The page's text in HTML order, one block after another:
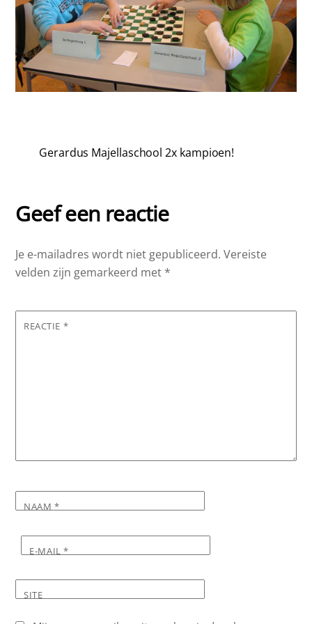
Gerardus Majellaschool 2x kampioen!
Geef een reactie
Je e-mailadres wordt niet gepubliceerd. Vereiste
velden zijn gemarkeerd met *
REACTIE *
NAAM *
E-MAIL*
SITE